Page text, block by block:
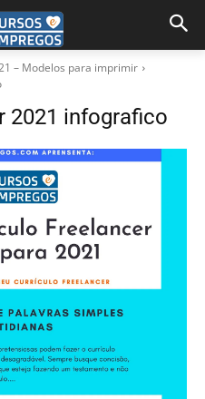
– Modelos para imprimir
2021 infografico